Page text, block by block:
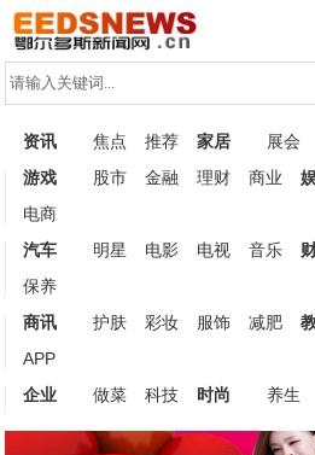
资讯 焦点 推荐 家居 展会
游戏
股市 金融 理财 商业
电商
汽车
明星 电影 电视 音乐
保养
商讯
护肤 彩妆 服饰 减肥
APP
企业
做菜 科技 时尚 养生